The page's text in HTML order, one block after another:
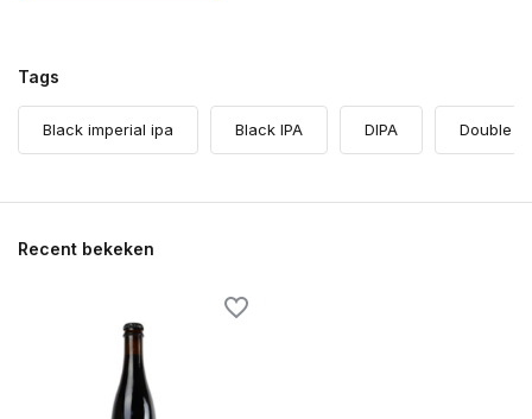
Tags
Black imperial ipa Black IPA DIPA Double
Recent bekeken